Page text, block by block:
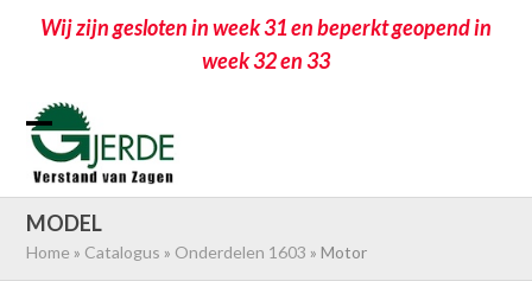
Wij zijn gesloten in week 31 en beperkt geopend in
week 32 en 33
content
Open
mobile
menu
Close
mobile
menu
MODEL
Home » Catalogus » Onderdelen 1603 »Motor